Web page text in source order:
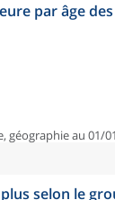
par âge
géographie au 01/
plus selon le